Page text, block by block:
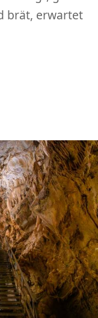
brät, erwartet
Weißensee